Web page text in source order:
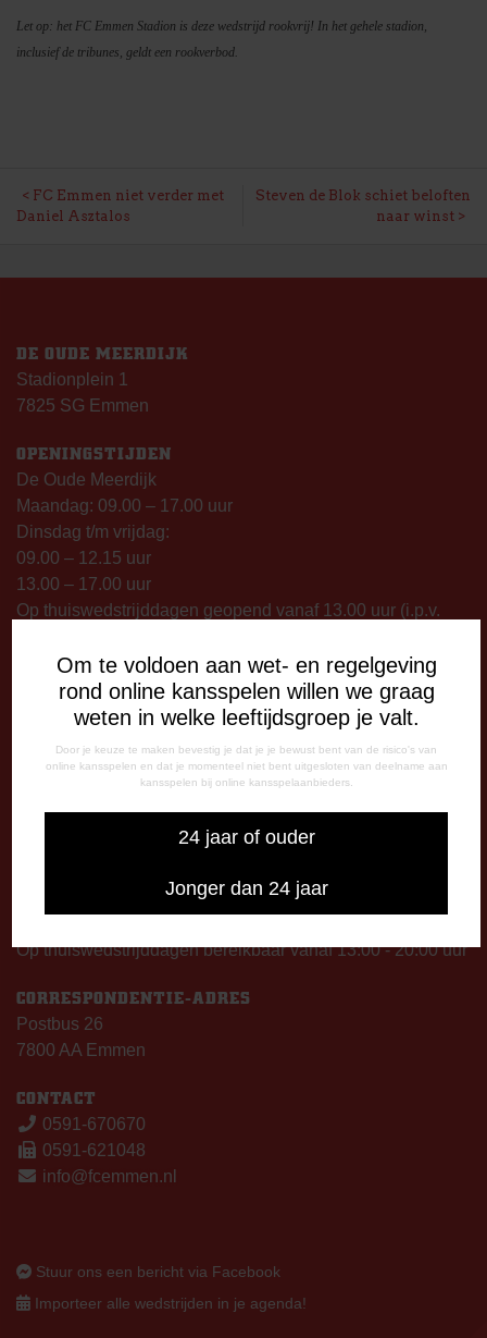
Om te voldoen aan wet- en regelgeving
rond online kansspelen willen we graag
weten in welke leeftijdsgroep je valt.
Door je keuze te maken bevestig je dat je je bewust bent van de risico's van
online kansspelen en dat je momenteel niet bent uitgesloten van deelname aan
kansspelen bij online kansspelaanbieders.
24 jaar of ouder
Jonger dan 24 jaar
Let op: het FC Emmen Stadion is deze wedstrijd rookvrij! In het gehele stadion,
inclusief de tribunes, geldt een rookverbod.
BERICHT
FC Emmen niet verder met
Daniel Asztalos
Steven de Blok schiet beloften
naar winst
DE OUDE MEERDIJK
Stadionplein 1
7825 SG Emmen
OPENINGSTIJDEN
De Oude Meerdijk
Maandag: 09.00 – 17.00 uur
Dinsdag t/m vrijdag:
09.00 – 12.15 uur
13.00 – 17.00 uur
Op thuiswedstrijddagen geopend vanaf 13.00 uur (i.p.v.
TELEFONISCHE BEREIKBAARHEID
Telefonisch bereikbaar op:
09:00 - 12:15 uur
Op thuiswedstrijddagen bereikbaar vanaf 13:00 - 20:00 uur
CORRESPONDENTIE-ADRES
Postbus 26
7800 AA Emmen
CONTACT
0591-670670
0591-621048
info@fcemmen.nl
Stuur ons een bericht via Facebook
Importeer alle wedstrijden in je agenda!